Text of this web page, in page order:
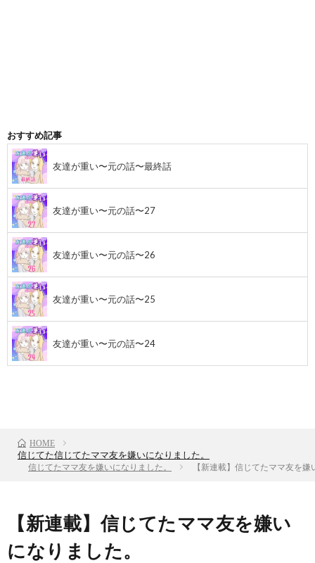
おすすめ記事
友達が重い〜元の話〜最終話
友達が重い〜元の話〜27
友達が重い〜元の話〜26
友達が重い〜元の話〜25
友達が重い〜元の話〜24
HOME
信じてた信じてたママ友を嫌いになりました。
信じてたママ友を嫌いになりました。 【新連載】信じてたママ友を
【新連載】信じてたママ友を嫌い
になりました。